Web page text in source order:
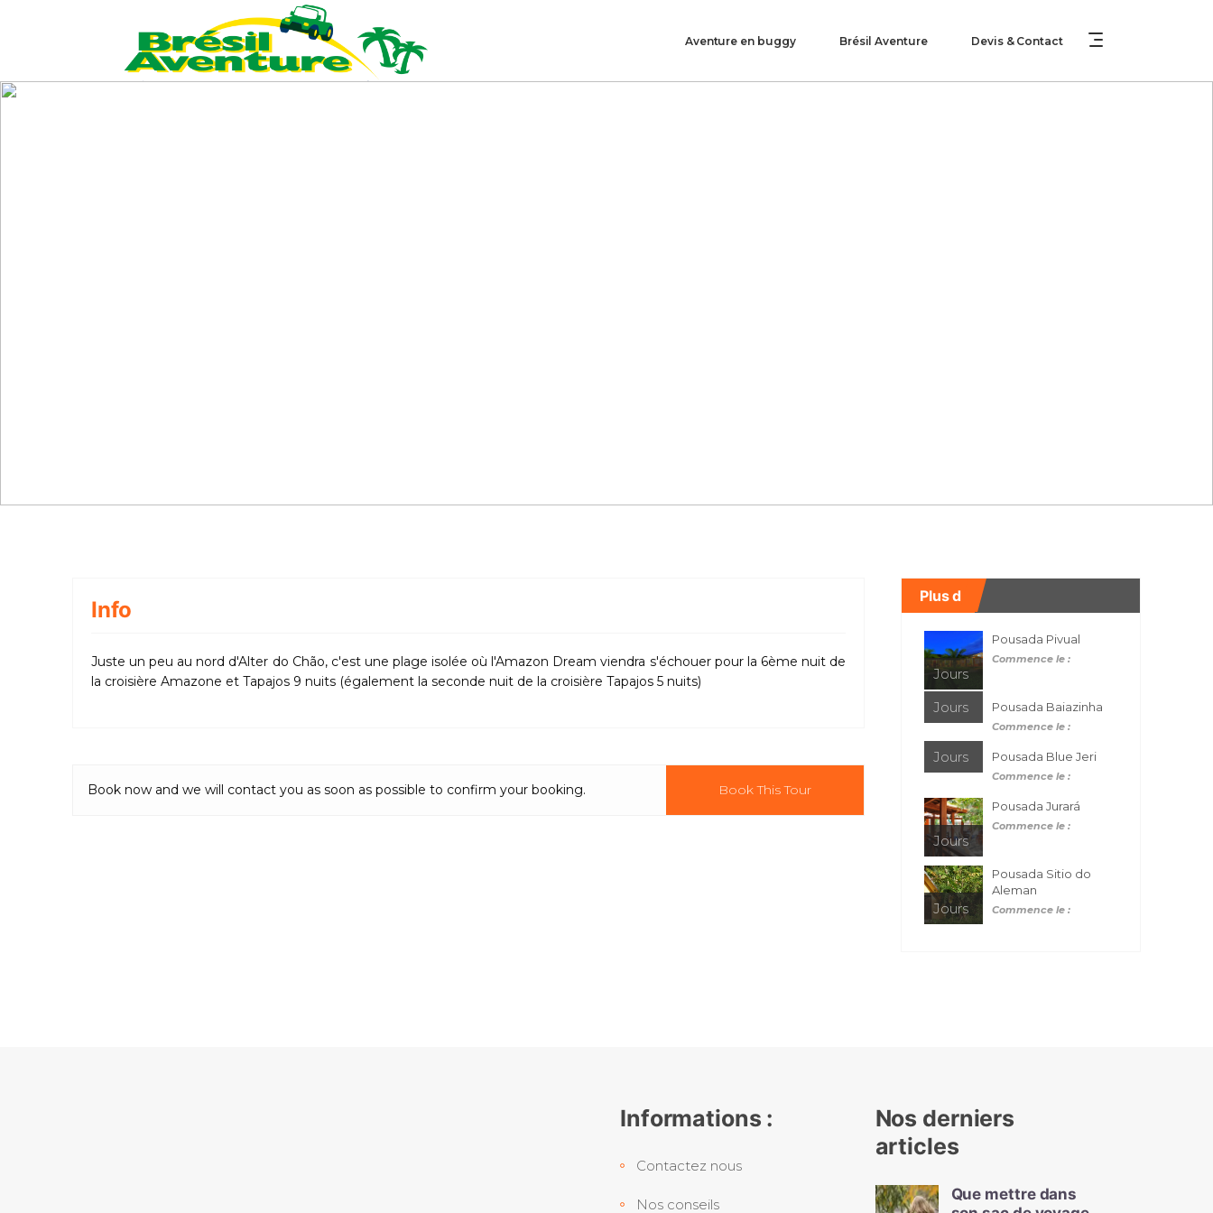
Aventure en buggy Brésil Aventure Devis & Contact
Info
Juste un peu au nord d'Alter do Chão, c'est une plage isolée où l'Amazon Dream viendra s'échouer pour la 6ème nuit de
la croisière Amazone et Tapajos 9 nuits (également la seconde nuit de la croisière Tapajos 5 nuits)
Book now and we will contact you as soon as possible to confirm your booking. Book This Tour
Plus d
Jours
Pousada Pivual
Commence le :
Jours Pousada Baiazinha
Commence le :
Jours Pousada Blue Jeri
Commence le :
Jours
Pousada Jurará
Commence le :
Jours
Pousada Sitio do
Aleman
Commence le :
Informations :
Contactez nous
Nos conseils
Nos derniers
articles
Que mettre dans